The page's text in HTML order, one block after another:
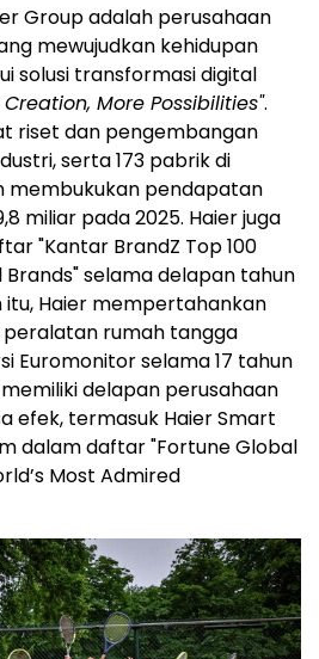
Group adalah perusahaan
mewujudkan kehidupan
solusi transformasi digital
Creation, More Possibilities".
riset dan pengembangan
serta 173 pabrik di
membukukan pendapatan
miliar pada 2025. Haier juga
"Kantar BrandZ Top 100
selama delapan tahun
Haier mempertahankan
peralatan rumah tangga
Euromonitor selama 17 tahun
delapan perusahaan
efek, termasuk Haier Smart
dalam daftar "Fortune Global
Most Admired